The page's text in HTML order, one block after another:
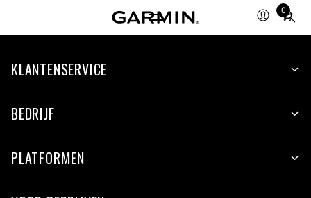
0
Total
items
cart:
KLANTENSERVICE
BEDRIJF
PLATFORMEN